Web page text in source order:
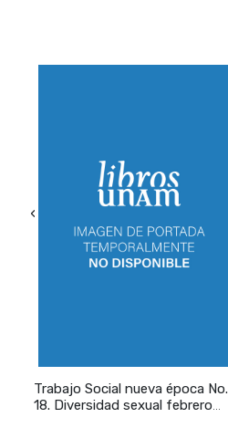
Trabajo Social nueva época No.
18. Diversidad sexual febrero
‹